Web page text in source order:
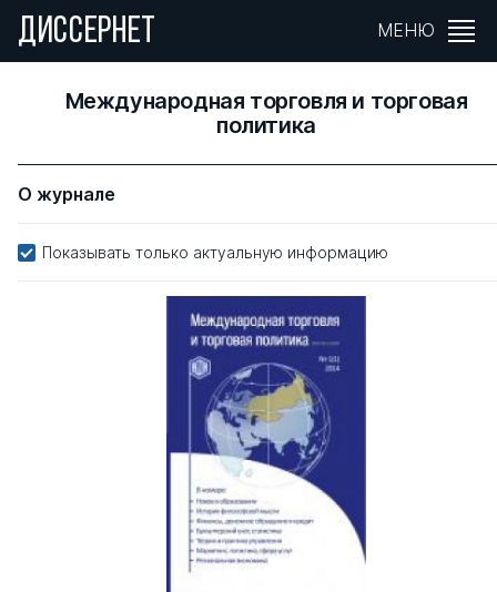
ДИССЕРНЕТ МЕНЮ
Международная торговля и торговая
политика
О журнале
Показывать только актуальную информацию